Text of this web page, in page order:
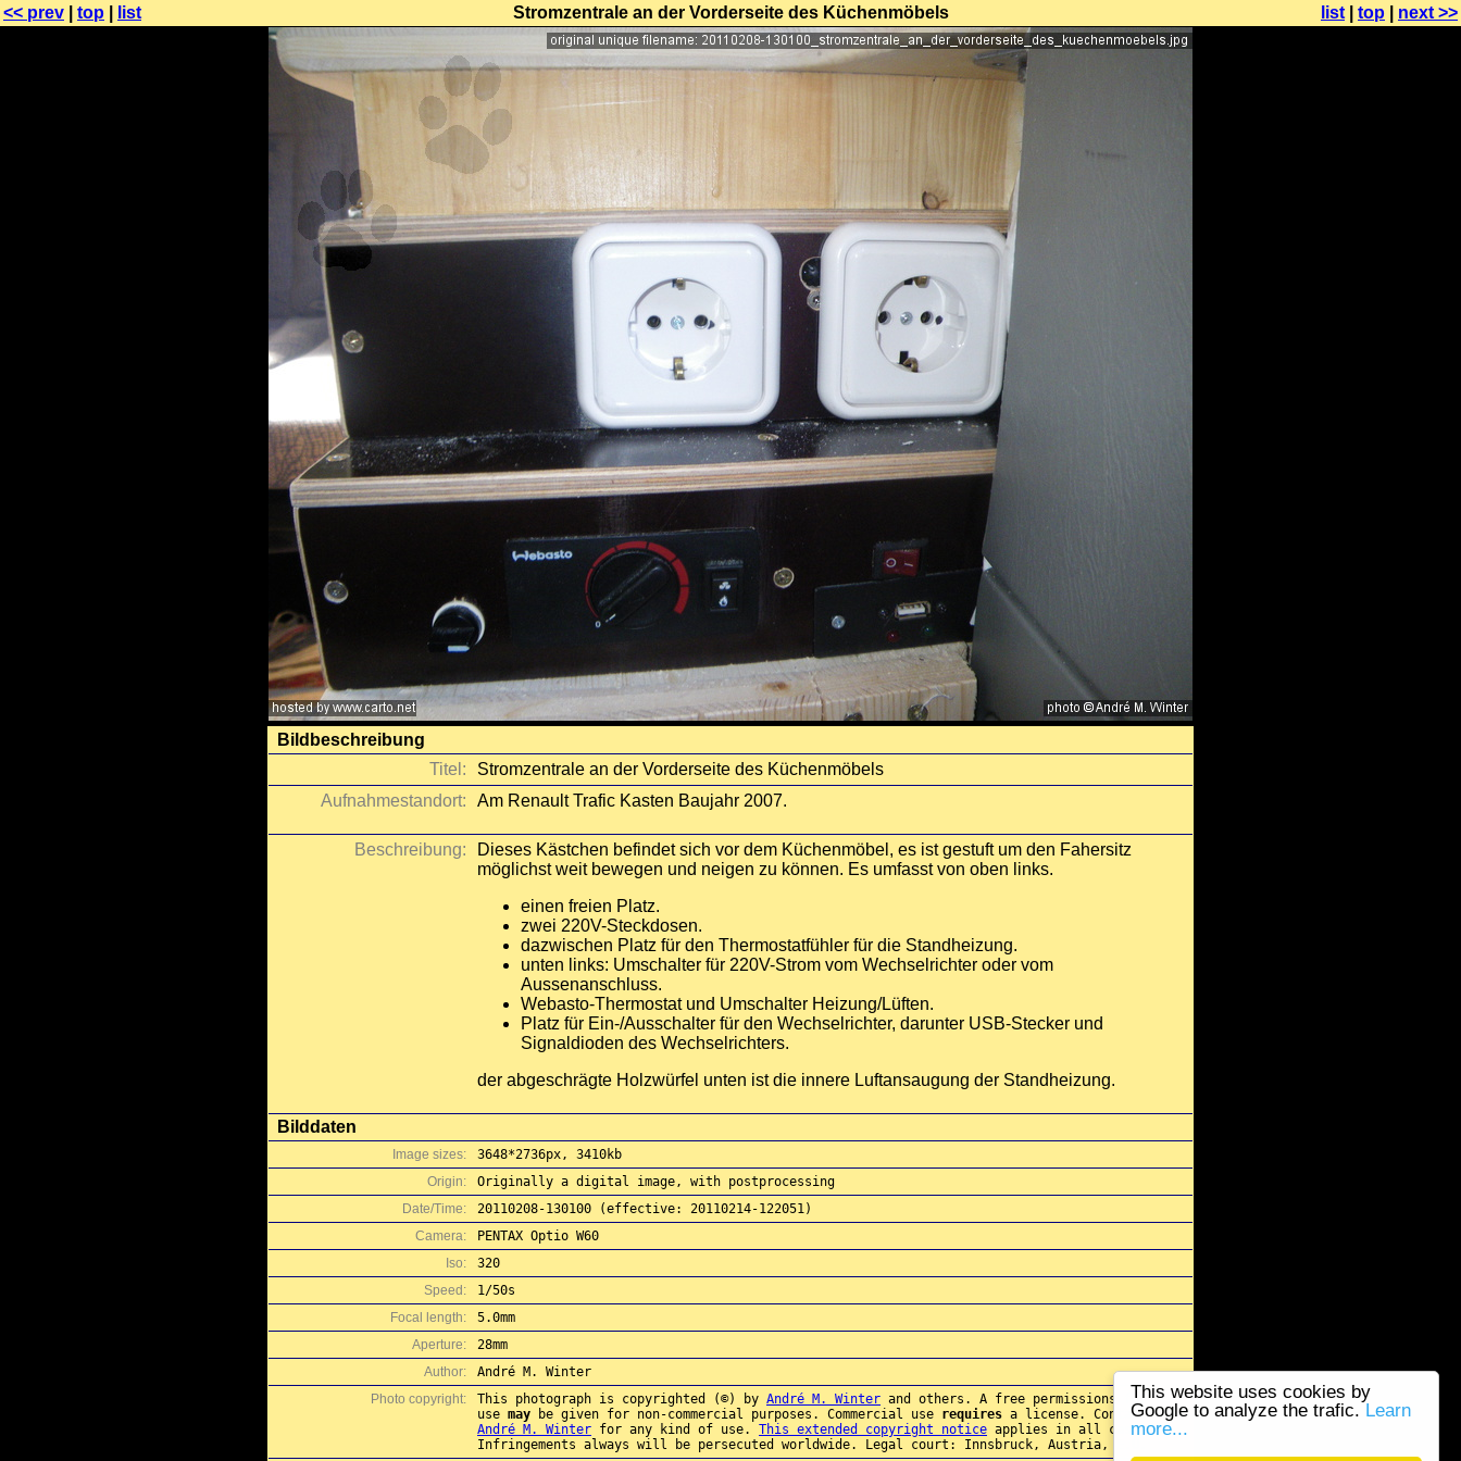
This website uses cookies by
Google to analyze the trafic. Learn
more...
<< prev top list Stromzentrale an der Vorderseite des Küchenmöbels list top next >>
Bildbeschreibung
Titel:
Stromzentrale an der Vorderseite des Küchenmöbels
Aufnahmestandort:
Am Renault Trafic Kasten Baujahr 2007.
Beschreibung:
Dieses Kästchen befindet sich vor dem Küchenmöbel, es ist gestuft um den Fahersitz
möglichst weit bewegen und neigen zu können. Es umfasst von oben links.
einen freien Platz.
zwei 220V-Steckdosen.
dazwischen Platz für den Thermostatfühler für die Standheizung.
unten links: Umschalter für 220V-Strom vom Wechselrichter oder vom
Aussenanschluss.
Webasto-Thermostat und Umschalter Heizung/Lüften.
Platz für Ein-/Ausschalter für den Wechselrichter, darunter USB-Stecker und
Signaldioden des Wechselrichters.
der abgeschrägte Holzwürfel unten ist die innere Luftansaugung der Standheizung.
Bilddaten
Image sizes:
3648*2736px, 3410kb
Origin:
Originally a digital image, with postprocessing
Date/Time:
20110208-130100 (effective: 20110214-122051)
Camera:
PENTAX Optio W60
Iso:
320
Speed:
1/50s
Focal length:
5.0mm
Aperture:
28mm
Author:
André M. Winter
Photo copyright:
This photograph is copyrighted (©) by André M. Winter and others. A free permissions for re-
use may be given for non-commercial purposes. Commercial use requires a license. Contact
André M. Winter for any kind of use. This extended copyright notice applies in all cases.
Infringements always will be persecuted worldwide. Legal court: Innsbruck, Austria, E.U.